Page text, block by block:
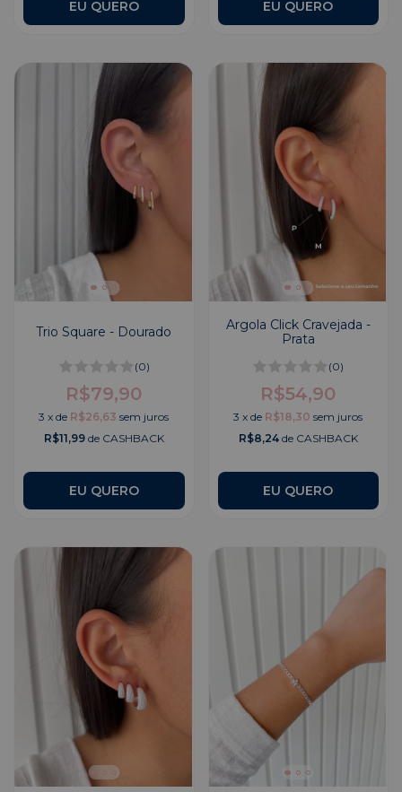
Trio Square - Dourado
(0)
R$79,90
3 xde R$26,63 sem juros
R$11,99de CASHBACK
Argola Click Cravejada -
Prata
(0)
R$54,90
3 xde R$18,30 sem juros
R$8,24de CASHBACK
EU QUERO